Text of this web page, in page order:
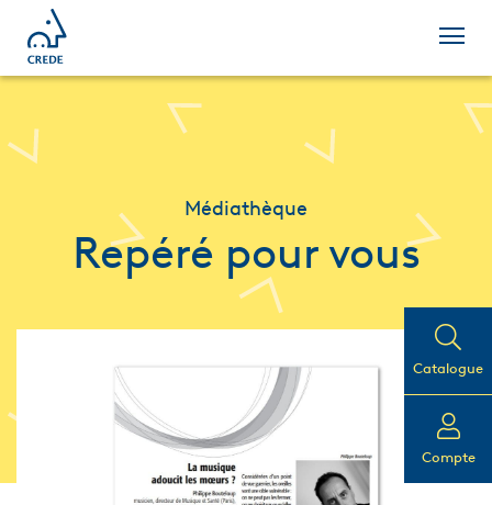
Catalogue
Compte
Médiathèque
Repéré pour vous